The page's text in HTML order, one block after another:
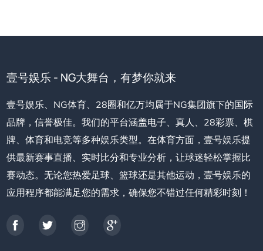
壹号娱乐 - NG大舞台，有梦你就来
壹号娱乐、NG体育、28圈和亿万均属于NG集团旗下的国际
品牌，信誉极佳。我们的平台涵盖电子、真人、28彩票、棋
牌、体育和电竞等多种娱乐类型。在体育方面，壹号娱乐提
供最新赛事直播、实时比分和专业分析，让球迷轻松掌握比
赛动态。无论您热爱足球、篮球还是其他运动，壹号娱乐的
应用程序都能满足您的需求，确保您不错过任何精彩时刻！